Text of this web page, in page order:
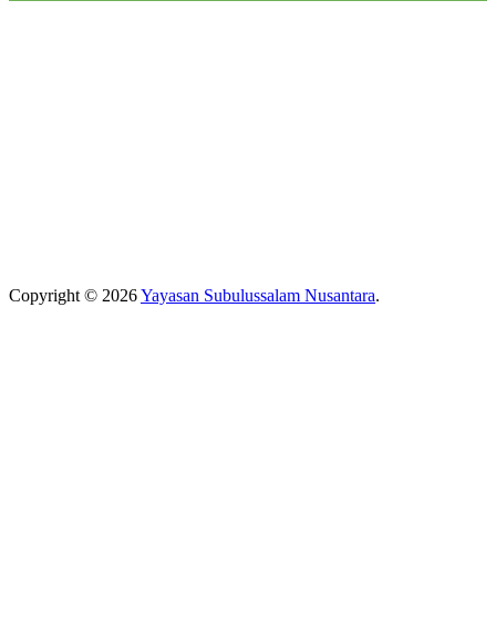
Copyright © 2026Yayasan Subulussalam Nusantara.